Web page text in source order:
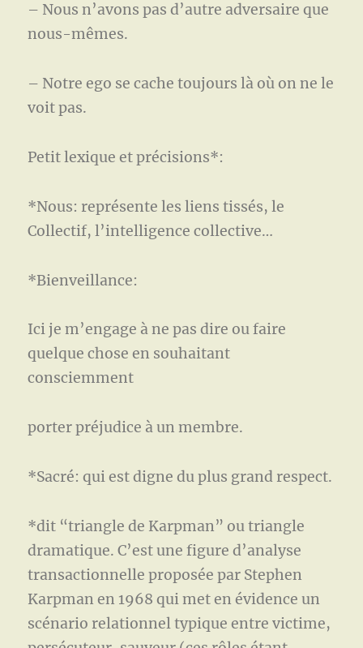
– Nous n’avons pas d’autre adversaire que
nous-mêmes.
– Notre ego se cache toujours là où on ne le
voit pas.
Petit lexique et précisions*:
*Nous: représente les liens tissés, le
Collectif, l’intelligence collective…
*Bienveillance:
Ici je m’engage à ne pas dire ou faire
quelque chose en souhaitant
consciemment
porter préjudice à un membre.
*Sacré: qui est digne du plus grand respect.
*dit “triangle de Karpman” ou triangle
dramatique. C’est une figure d’analyse
transactionnelle proposée par Stephen
Karpman en 1968 qui met en évidence un
scénario relationnel typique entre victime,